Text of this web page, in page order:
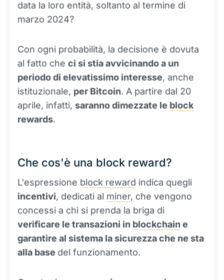
data la loro entità, soltanto al termine di
marzo 2024?
Con ogni probabilità, la decisione è dovuta
al fatto che ci si stia avvicinando a un
periodo di elevatissimo interesse, anche
istituzionale, per Bitcoin. A partire dal 20
aprile, infatti, saranno dimezzate le block
rewards.
Che cos'è una block reward?
L'espressione block reward indica quegli
incentivi, dedicati al miner, che vengono
concessi a chi si prenda la briga di
verificare le transazioni in blockchain e
garantire al sistema la sicurezza che ne sta
alla base del funzionamento.